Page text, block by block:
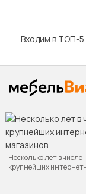
Входим в ТОП-5
Несколько лет в числе
крупнейших